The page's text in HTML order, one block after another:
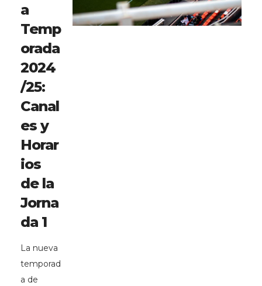
a
Temp
orada
2024
/25:
Canal
es y
Horar
ios
de la
Jorna
da 1
La nueva
temporad
a de